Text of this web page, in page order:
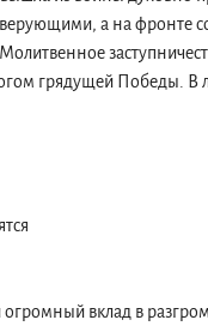
а на фронте
грядущей Победы.
огромный вклад в